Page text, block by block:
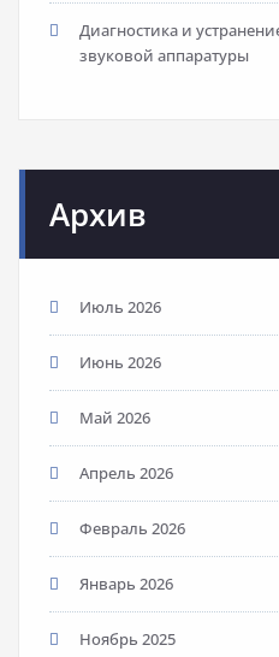
Диагностика и
звуковой аппаратуры
Архив
Июль 2026
Июнь 2026
Май 2026
Апрель 2026
Февраль 2026
Январь 2026
Ноябрь 2025